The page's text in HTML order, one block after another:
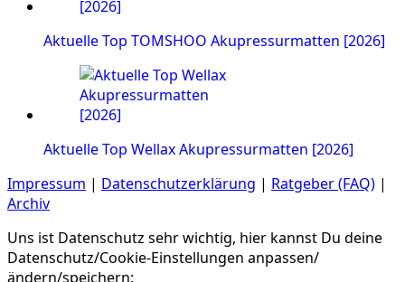
Aktuelle Top TOMSHOO Akupressurmatten [2026]
Aktuelle Top Wellax Akupressurmatten [2026]
Impressum | Datenschutzerklärung | Ratgeber (FAQ) |
Archiv
Uns ist Datenschutz sehr wichtig, hier kannst Du deine
Datenschutz/Cookie-Einstellungen anpassen/
ändern/speichern: